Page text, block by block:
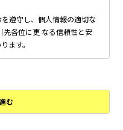
遵守し、個人情報の適切な
先各位に更 なる信頼性と安
ます。
らず適正に個人情報を取得
する場合、あらかじめご本
む